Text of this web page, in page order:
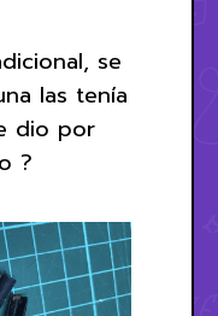
se
las tenía
dio por
?